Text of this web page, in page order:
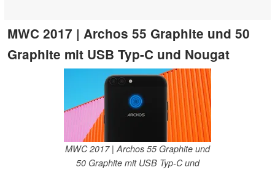
MWC 2017 | Archos 55 Graphite und 50
Graphite mit USB Typ-C und Nougat
MWC 2017 | Archos 55 Graphite und
50 Graphite mit USB Typ-C und